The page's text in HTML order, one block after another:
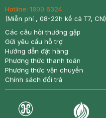
Hotline: 1800 6324
(Miễn phí , 08-22h kể cả T7, CN)
Các câu hỏi thường gặp
Gửi yêu cầu hỗ trợ
Hướng dẫn đặt hàng
Phương thức thanh toán
Phương thức vận chuyển
Chính sách đổi trả